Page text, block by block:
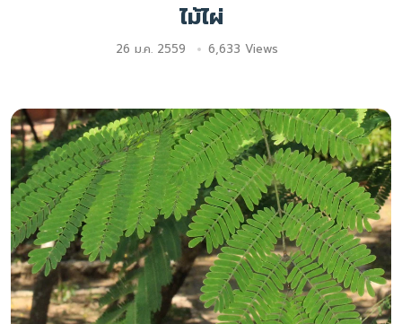
ไม้ไผ่
26 ม.ค. 2559 6,633 Views